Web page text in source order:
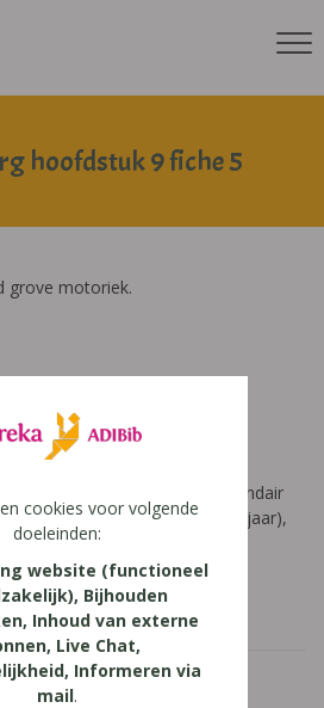
hoofdstuk 9 fiche 5
grove motoriek.
basisonderwijs (6-9 jaar), secundair
secundair onderwijs (14-18 jaar),
jaar)
cookies voor volgende
doeleinden:
website (functioneel
Bijhouden
Inhoud van externe
Live Chat,
Informeren via
mail.